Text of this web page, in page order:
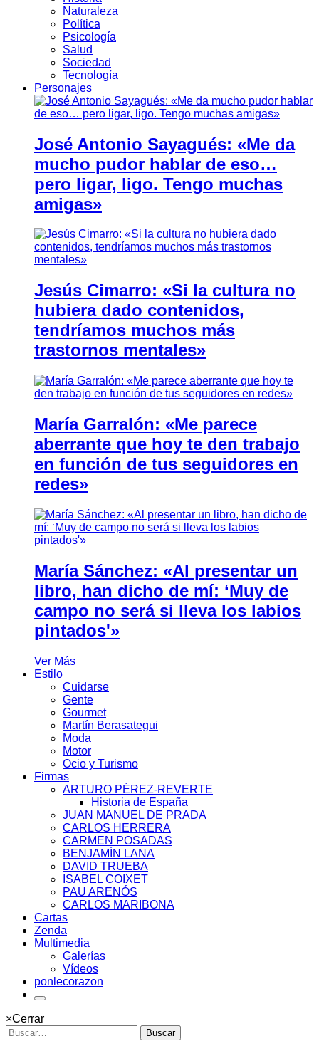
Naturaleza
Política
Psicología
Salud
Sociedad
Tecnología
Personajes
José Antonio Sayagués: «Me da
mucho pudor hablar de eso…
pero ligar, ligo. Tengo muchas
amigas»
Jesús Cimarro: «Si la cultura no
hubiera dado contenidos,
tendríamos muchos más
trastornos mentales»
María Garralón: «Me parece
aberrante que hoy te den trabajo
en función de tus seguidores en
redes»
María Sánchez: «Al presentar un
libro, han dicho de mí: ‘Muy de
campo no será si lleva los labios
pintados'»
Ver Más
Estilo
Cuidarse
Gente
Gourmet
Martín Berasategui
Moda
Motor
Ocio y Turismo
Firmas
ARTURO PÉREZ-REVERTE
Historia de España
JUAN MANUEL DE PRADA
CARLOS HERRERA
CARMEN POSADAS
BENJAMÍN LANA
DAVID TRUEBA
ISABEL COIXET
PAU ARENÓS
CARLOS MARIBONA
Cartas
Zenda
Multimedia
Galerías
Vídeos
ponlecorazon
×Cerrar
Buscar